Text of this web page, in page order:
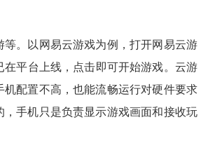
。以网易云游戏为例，打开网易云游
平台上线，点击即可开始游戏。云游
配置不高，也能流畅运行对硬件要求
手机只是负责显示游戏画面和接收玩